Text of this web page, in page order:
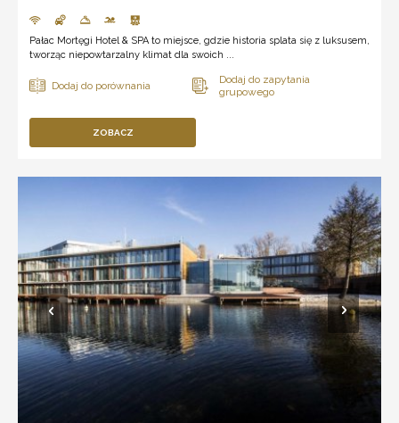
Pałac Mortęgi Hotel & SPA to miejsce, gdzie historia splata się z luksusem,
tworząc niepowtarzalny klimat dla swoich ...
ZOBACZ